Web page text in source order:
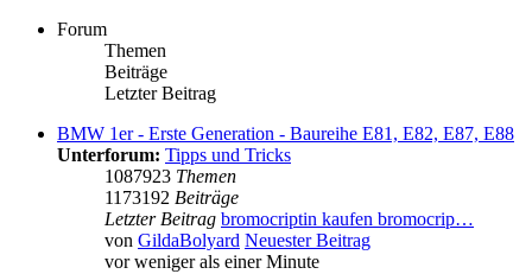
Forum
Themen
Beiträge
Letzter Beitrag
BMW 1er - Erste Generation - Baureihe E81, E82, E87, E88
Unterforum: Tipps und Tricks
1087923 Themen
1173192 Beiträge
Letzter Beitrag bromocriptin kaufen bromocrip…
von GildaBolyard Neuester Beitrag
vor weniger als einer Minute